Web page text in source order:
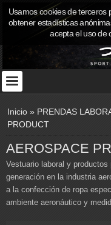
Inicio » PRENDAS
PRODUCT
AEROSPACE
Vestuario laboral y
generación en la industria
a la confección de ropa
ambiente aeronáutico y
Usamos cookies de terceros
obtener estadísticas
acepta el uso de